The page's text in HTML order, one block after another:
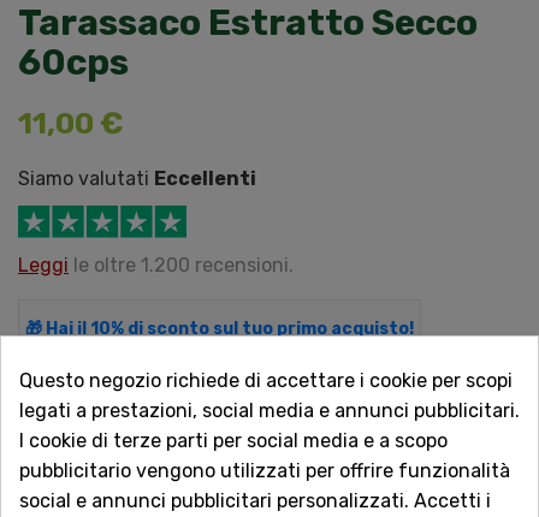
Tarassaco Estratto Secco
60cps
11,00 €
Siamo valutati Eccellenti
Leggi le oltre 1.200 recensioni.
🎁 Hai il 10% di sconto sul tuo primo acquisto!
QUANTITÀ
Questo negozio richiede di accettare i cookie per scopi
legati a prestazioni, social media e annunci pubblicitari.
I cookie di terze parti per social media e a scopo
pubblicitario vengono utilizzati per offrire funzionalità
social e annunci pubblicitari personalizzati. Accetti i